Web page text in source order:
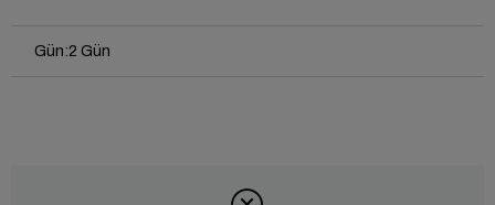
Gün:2 Gün